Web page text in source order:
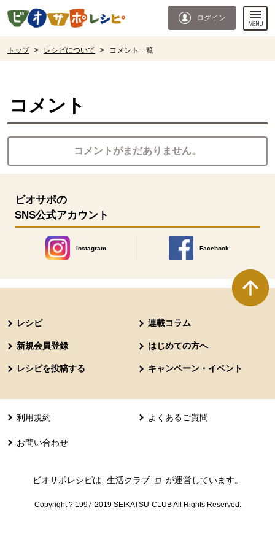
ページの先頭です。
ログイン
トップ > レシピについて > コメント一覧
コメント
コメントがまだありません。
ビオサポの
SNS公式アカウント
Instagram
別のウィンドウで開きます。
Facebook
別のウィンドウで開きます
レシピ 連載コラム
新規会員登録 はじめての方へ
レシピを投稿する キャンペーン・イベント
利用規約 よくあるご質問
お問い合わせ
ビオサポレシピは 生活クラブ 別のウィンドウで開きます。
が運営しています。
Copyright ? 1997-2019 SEIKATSU-CLUB All Rights Reserved.